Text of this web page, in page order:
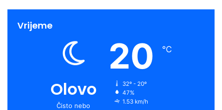
Vrijeme
Olovo
Čisto nebo
20 ℃
32º - 20º
47%
1.53 km/h